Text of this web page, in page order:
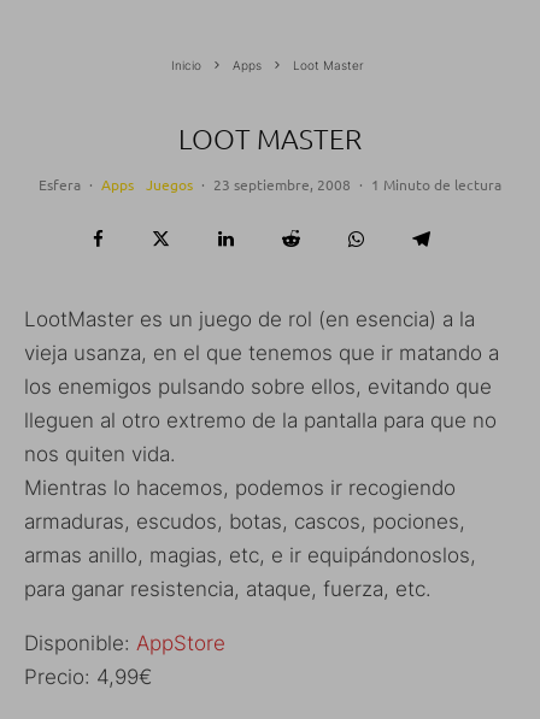
Inicio Apps Loot Master
LOOT MASTER
Esfera · Apps Juegos · 23 septiembre, 2008 · 1 Minuto de lectura
LootMaster es un juego de rol (en esencia) a la
vieja usanza, en el que tenemos que ir matando a
los enemigos pulsando sobre ellos, evitando que
lleguen al otro extremo de la pantalla para que no
nos quiten vida.
Mientras lo hacemos, podemos ir recogiendo
armaduras, escudos, botas, cascos, pociones,
armas anillo, magias, etc, e ir equipándonoslos,
para ganar resistencia, ataque, fuerza, etc.
Disponible: AppStore
Precio: 4,99€